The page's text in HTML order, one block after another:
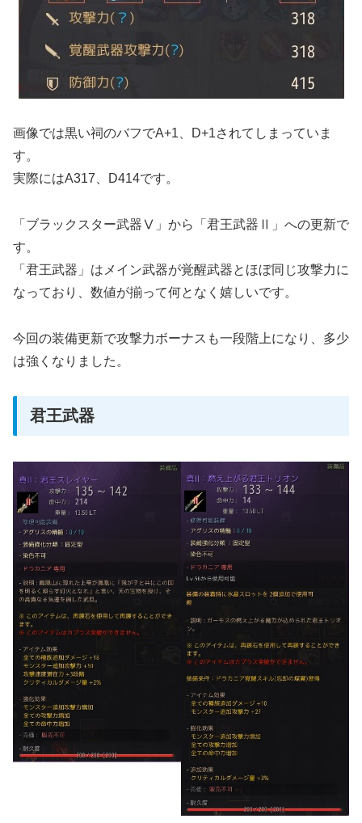
画像では黒い祠のバフでA+1、D+1されてしまっていま
す。
実際にはA317、D414です。
「ブラックスター武器Ⅴ」から「君王武器Ⅱ」への更新で
す。
「君王武器」はメイン武器が覚醒武器とほぼ同じ攻撃力に
なっており、数値が揃って何となく嬉しいです。
今回の装備更新で攻撃力ボーナスも一段階上になり、多少
は強くなりました。
君王武器